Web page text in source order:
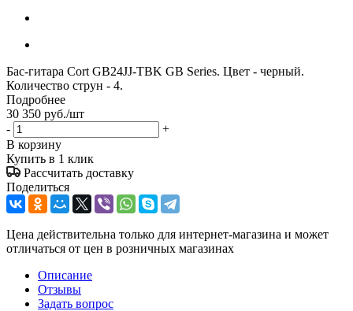
Бас-гитара Cort GB24JJ-TBK GB Series. Цвет - черный.
Количество струн - 4.
Подробнее
30 350 руб./шт
-
+
В корзину
Купить в 1 клик
Рассчитать доставку
Поделиться
Цена действительна только для интернет-магазина и может
отличаться от цен в розничных магазинах
Описание
Отзывы
Задать вопрос